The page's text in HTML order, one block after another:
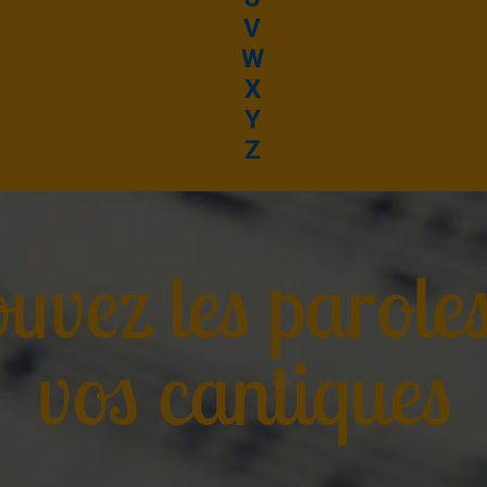
V
W
X
Y
Z
les
vos cantiques